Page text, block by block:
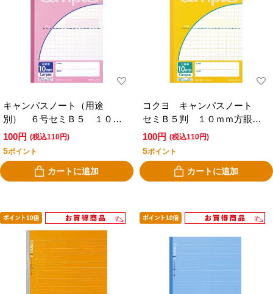
キャンパスノート（用途
別） ６号セミＢ５ １０ｍ
ｍ方眼罫 ３０枚 ピンク
100円 (税込110円)
5ポイント
カートに追加
コクヨ キャンパスノート
セミＢ５判 １０ｍｍ方眼
罫 ライトイエロー
100円 (税込110円)
5ポイント
カートに追加